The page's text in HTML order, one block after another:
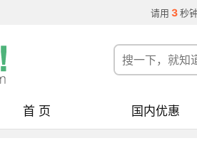
请用 3 秒
首 页 国内优惠